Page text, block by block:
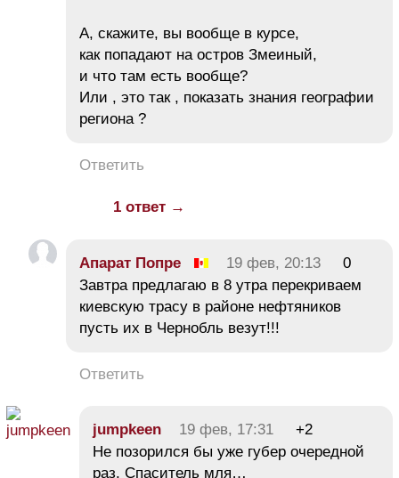
А, скажите, вы вообще в курсе,
как попадают на остров Змеиный,
и что там есть вообще?
Или , это так , показать знания географии
региона ?
Ответить
1 ответ →
Апарат Попре 19 фев, 20:13
0
Завтра предлагаю в 8 утра перекриваем
киевскую трасу в районе нефтяников
пусть их в Чернобль везут!!!
Ответить
jumpkeen 19 фев, 17:31
+2
Не позорился бы уже губер очередной
раз. Спаситель мля…